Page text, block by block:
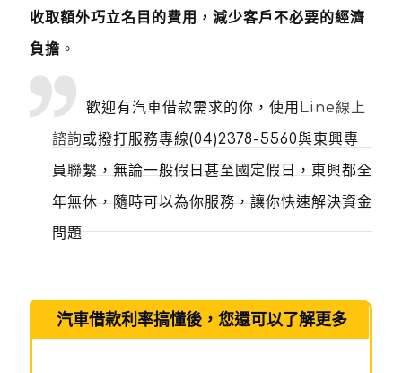
收取額外巧立名目的費用，減少客戶不必要的經濟
負擔 。
歡迎有汽車借款需求的你，使用 Line線上
諮詢或撥打服務專線(04)2378-5560與東興專
員聯繫，無論一般假日甚至國定假日，東興都全
年無休，隨時可以為你服務，讓你快速解決資金
問題
汽車借款利率搞懂後，您還可以了解更多